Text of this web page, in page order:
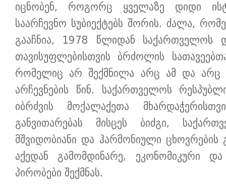
იცნობენ, როგორც ყველაზე დიდი
საარჩევნო სუბიექტებს შორის. ძალა,
გააჩნია, 1978 წლიდან საქართველოს
თავისუფლებისთვის ბრძოლის
რომელიც არ შექმნილა არც ამ და არც
არჩევნების წინ. საქართველოს
იბრძვის მოქალაქეთა
განვითარებას მისცეს ბიძგი,
მშვიდობიანი და ჰარმონიული
აქედან გამომდინარე, ეკონომიკური
პირობები შექმნას.